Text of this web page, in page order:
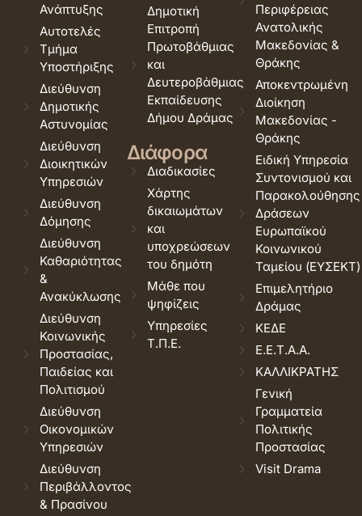
Ανάπτυξης
Αυτοτελές
Τμήμα
Υποστήριξης
Διεύθυνση
Δημοτικής
Αστυνομίας
Διεύθυνση
Διοικητικών
Υπηρεσιών
Διεύθυνση
Δόμησης
Διεύθυνση
Καθαριότητας
&
Ανακύκλωσης
Διεύθυνση
Κοινωνικής
Προστασίας,
Παιδείας και
Πολιτισμού
Διεύθυνση
Οικονομικών
Υπηρεσιών
Διεύθυνση
Περιβάλλοντος
& Πρασίνου
Δημοτική
Επιτροπή
Πρωτοβάθμιας
και
Δευτεροβάθμιας
Εκπαίδευσης
Δήμου Δράμας
Διάφορα
Διαδικασίες
Χάρτης
δικαιωμάτων
και
υποχρεώσεων
του δημότη
Μάθε που
ψηφίζεις
Υπηρεσίες
Τ.Π.Ε.
Περιφέρειας
Ανατολικής
Μακεδονίας &
Θράκης
Αποκεντρωμένη
Διοίκηση
Μακεδονίας -
Θράκης
Ειδική Υπηρεσία
Συντονισμού και
Παρακολούθησης
Δράσεων
Ευρωπαϊκού
Κοινωνικού
Ταμείου (ΕΥΣΕΚΤ)
Επιμελητήριο
Δράμας
ΚΕΔΕ
Ε.Ε.Τ.Α.Α.
ΚΑΛΛΙΚΡΑΤΗΣ
Γενική
Γραμματεία
Πολιτικής
Προστασίας
Visit Drama